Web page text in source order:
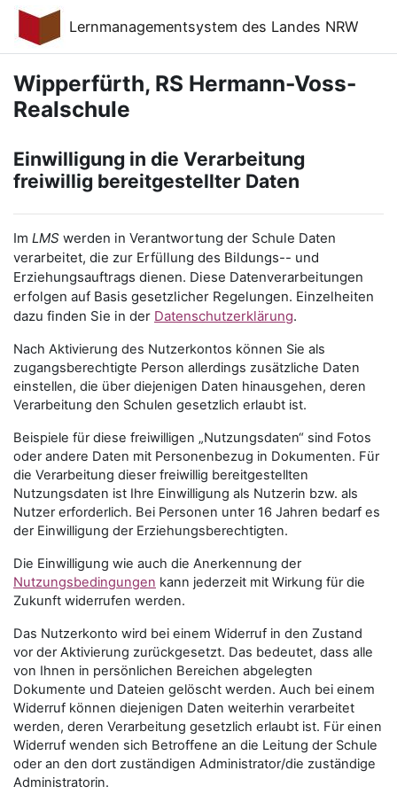
Zum Hauptinhalt
Lernmanagementsystem des Landes NRW
Wipperfürth, RS Hermann-Voss-
Realschule
Einwilligung in die Verarbeitung
freiwillig bereitgestellter Daten
Im LMS werden in Verantwortung der Schule Daten
verarbeitet, die zur Erfüllung des Bildungs-- und
Erziehungsauftrags dienen. Diese Datenverarbeitungen
erfolgen auf Basis gesetzlicher Regelungen. Einzelheiten
dazu finden Sie in der Datenschutzerklärung.
Nach Aktivierung des Nutzerkontos können Sie als
zugangsberechtigte Person allerdings zusätzliche Daten
einstellen, die über diejenigen Daten hinausgehen, deren
Verarbeitung den Schulen gesetzlich erlaubt ist.
Beispiele für diese freiwilligen „Nutzungsdaten“ sind Fotos
oder andere Daten mit Personenbezug in Dokumenten. Für
die Verarbeitung dieser freiwillig bereitgestellten
Nutzungsdaten ist Ihre Einwilligung als Nutzerin bzw. als
Nutzer erforderlich. Bei Personen unter 16 Jahren bedarf es
der Einwilligung der Erziehungsberechtigten.
Die Einwilligung wie auch die Anerkennung der
Nutzungsbedingungen kann jederzeit mit Wirkung für die
Zukunft widerrufen werden.
Das Nutzerkonto wird bei einem Widerruf in den Zustand
vor der Aktivierung zurückgesetzt. Das bedeutet, dass alle
von Ihnen in persönlichen Bereichen abgelegten
Dokumente und Dateien gelöscht werden. Auch bei einem
Widerruf können diejenigen Daten weiterhin verarbeitet
werden, deren Verarbeitung gesetzlich erlaubt ist. Für einen
Widerruf wenden sich Betroffene an die Leitung der Schule
oder an den dort zuständigen Administrator/die zuständige
Administratorin.